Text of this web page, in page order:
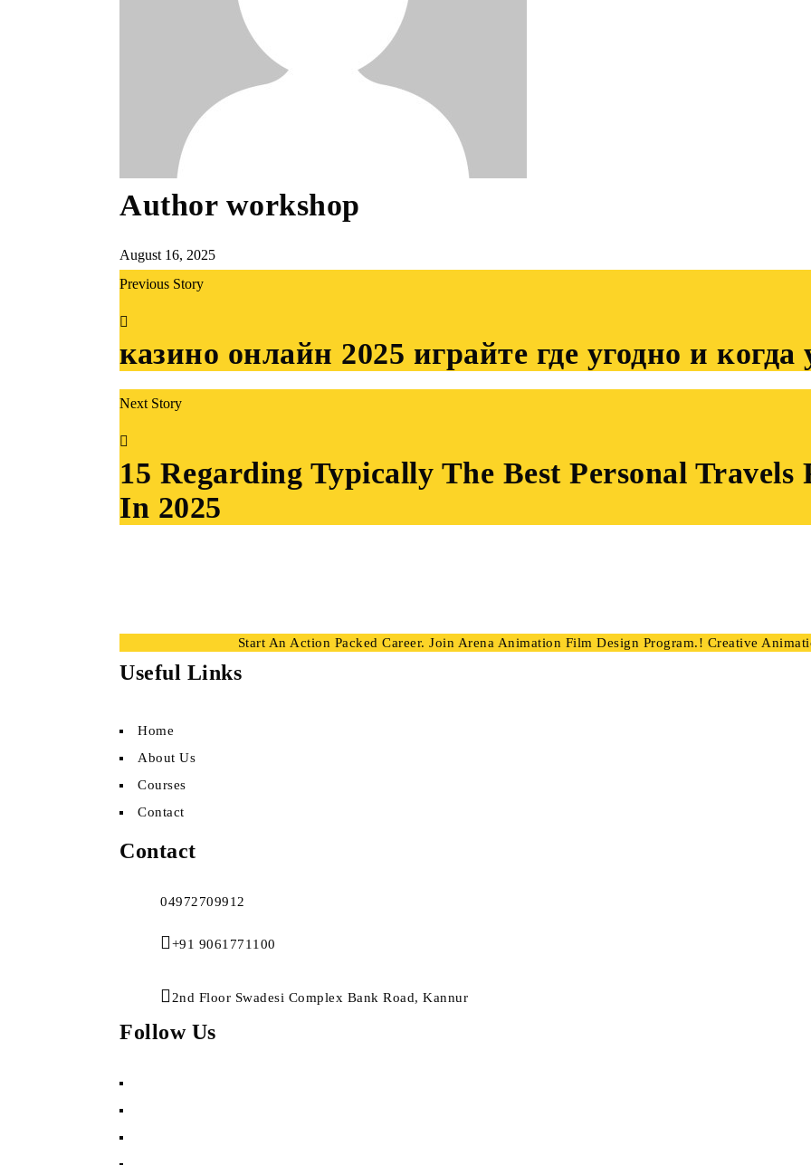
Author workshop
August 16, 2025
Previous Story
казино онлайн 2025 играйте где угодно и когда
Next Story
15 Regarding Typically The Best Personal
In 2025
Start An Action Packed Career. Join Arena Animation Film Design Program.! Creative
Useful Links
Home
About Us
Courses
Contact
Contact
04972709912
+91 9061771100
2nd Floor Swadesi Complex Bank Road, Kannur
Follow Us